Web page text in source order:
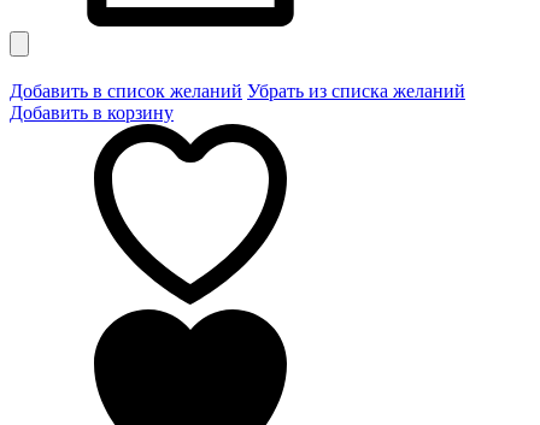
Добавить в список желаний Убрать из списка желаний
Добавить в корзину